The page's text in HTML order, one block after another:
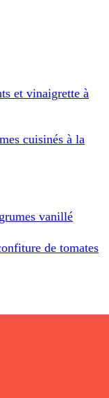
et vinaigrette à
cuisinés à la
vanillé
de tomates